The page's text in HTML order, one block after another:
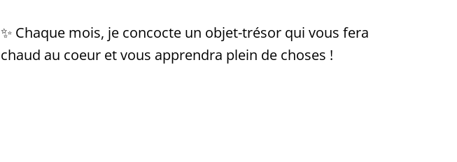
✨ Chaque mois, je concocte un objet-trésor qui vous fera
chaud au coeur et vous apprendra plein de choses !